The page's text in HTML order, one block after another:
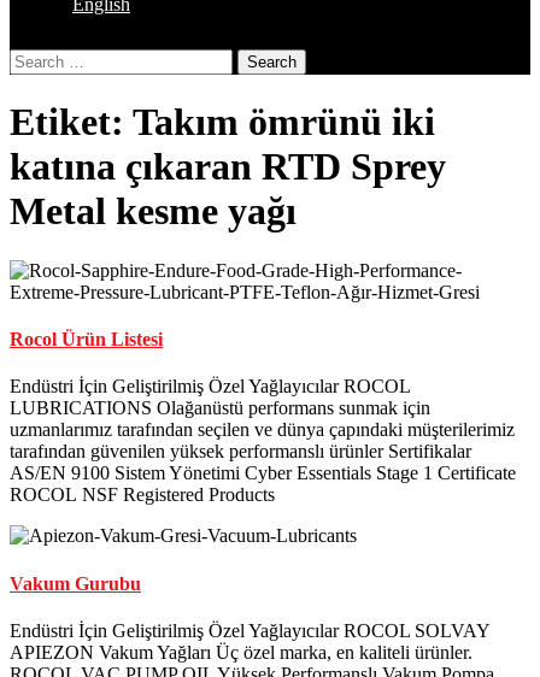
Close
Button
Search
Etiket: Takım ömrünü iki
katına çıkaran RTD Sprey
Metal kesme yağı
Rocol Ürün Listesi
Endüstri İçin Geliştirilmiş Özel Yağlayıcılar ROCOL
LUBRICATIONS Olağanüstü performans sunmak için
uzmanlarımız tarafından seçilen ve dünya çapındaki müşterilerimiz
tarafından güvenilen yüksek performanslı ürünler Sertifikalar
AS/EN 9100 Sistem Yönetimi Cyber Essentials Stage 1 Certificate
ROCOL NSF Registered Products
Vakum Gurubu
Endüstri İçin Geliştirilmiş Özel Yağlayıcılar ROCOL SOLVAY
APIEZON Vakum Yağları Üç özel marka, en kaliteli ürünler.